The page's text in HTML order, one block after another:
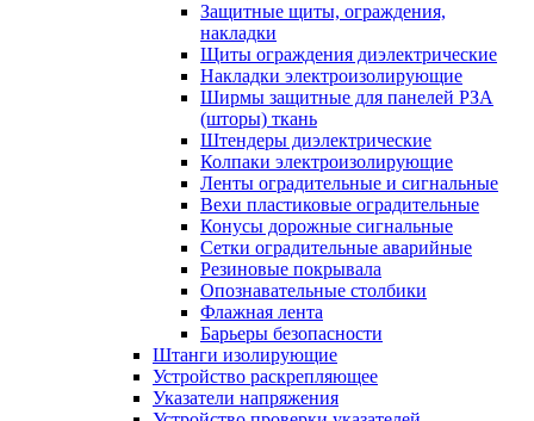
Защитные щиты, ограждения,
накладки
Щиты ограждения диэлектрические
Накладки электроизолирующие
Ширмы защитные для панелей РЗА
(шторы) ткань
Штендеры диэлектрические
Колпаки электроизолирующие
Ленты оградительные и сигнальные
Вехи пластиковые оградительные
Конусы дорожные сигнальные
Сетки оградительные аварийные
Резиновые покрывала
Опознавательные столбики
Флажная лента
Барьеры безопасности
Штанги изолирующие
Устройство раскрепляющее
Указатели напряжения